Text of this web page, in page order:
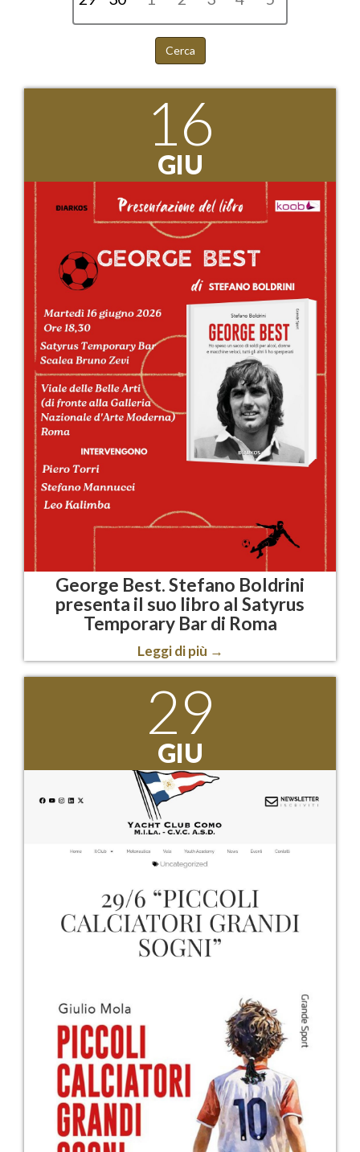
Cerca
16
GIU
George Best. Stefano Boldrini
presenta il suo libro al Satyrus
Temporary Bar di Roma
Leggi di più →
29
GIU